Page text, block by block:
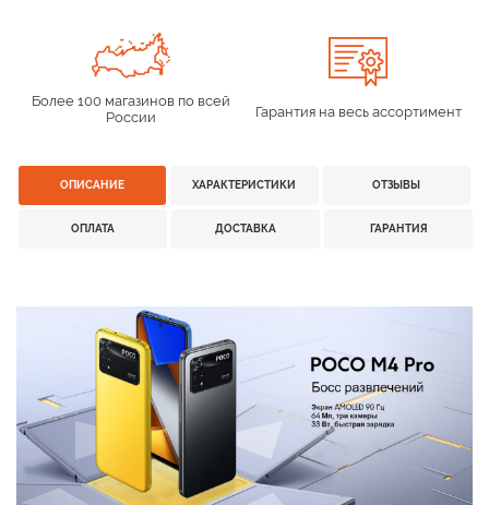
Более 100 магазинов по всей
России
Гарантия на весь ассортимент
ОПИСАНИЕ ХАРАКТЕРИСТИКИ ОТЗЫВЫ
ОПЛАТА ДОСТАВКА ГАРАНТИЯ